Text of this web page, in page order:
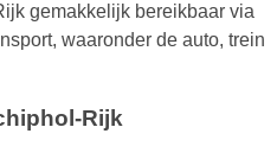
gemakkelijk bereikbaar via
waaronder de auto, trein
Rijk